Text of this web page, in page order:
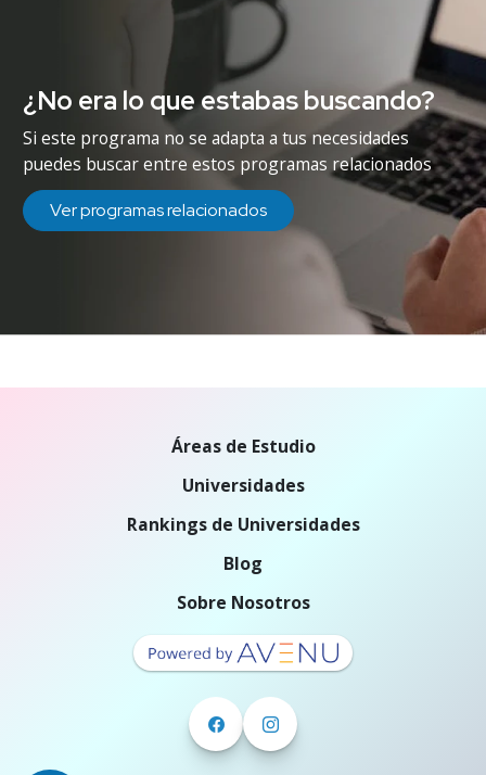
¿No era lo que estabas buscando?
Si este programa no se adapta a tus necesidades
puedes buscar entre estos programas relacionados
Ver programas relacionados
Áreas de Estudio
Universidades
Rankings de Universidades
Blog
Sobre Nosotros